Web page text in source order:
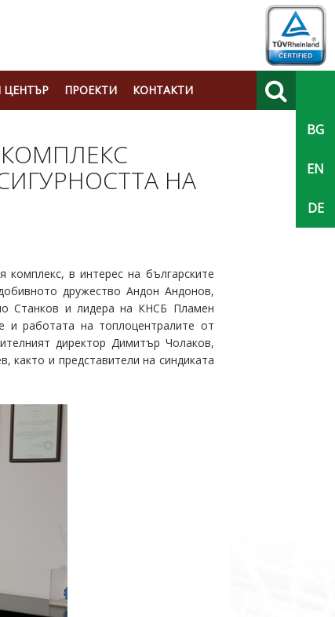
ПРОЕКТИ КОНТАКТИ
Търси
BG
EN
DE
НА
в интерес на българските
дружество Андон Андонов,
Станков и лидера на КНСБ Пламен
и работата на топлоцентралите от
директор Димитър Чолаков,
и представители на синдиката